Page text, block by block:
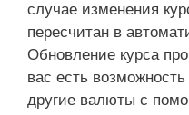
случае изменения
пересчитан в
Обновление курса
вас есть
другие валюты с